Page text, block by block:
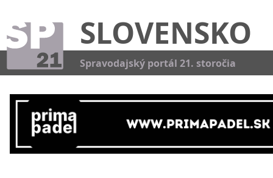
SLOVENSKO
Spravodajský portál 21. storočia